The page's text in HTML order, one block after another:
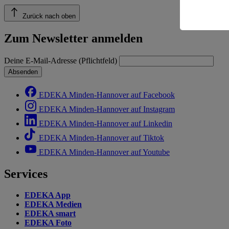
Zurück nach oben
Zum Newsletter anmelden
Deine E-Mail-Adresse (Pflichtfeld)
Absenden
EDEKA Minden-Hannover auf Facebook
EDEKA Minden-Hannover auf Instagram
EDEKA Minden-Hannover auf Linkedin
EDEKA Minden-Hannover auf Tiktok
EDEKA Minden-Hannover auf Youtube
Services
EDEKA App
EDEKA Medien
EDEKA smart
EDEKA Foto